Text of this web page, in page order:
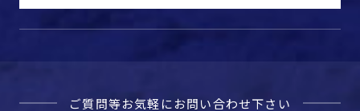
ご質問等お気軽にお問い合わせ下さい